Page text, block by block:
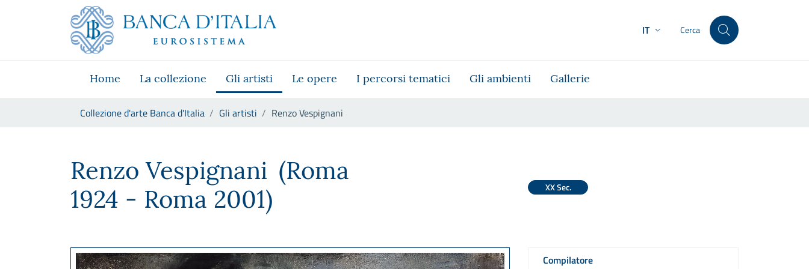
Skip to Main Content
Vai al sito istituzionale
Vai al menu di navigazione
Vai alla ricerca
Vai ai contenuti
IT Cerca
Home La collezione Gli artisti Le opere I percorsi tematici Gli ambienti Gallerie
Collezione d'arte Banca d'Italia Gli artisti Renzo Vespignani
Renzo Vespignani (Roma
1924 - Roma 2001)
XX Sec.
Compilatore